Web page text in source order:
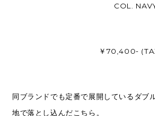
COL.
￥ 70,400-
同ブランドでも定番で展開しているダブ
地で落とし込んだこちら。